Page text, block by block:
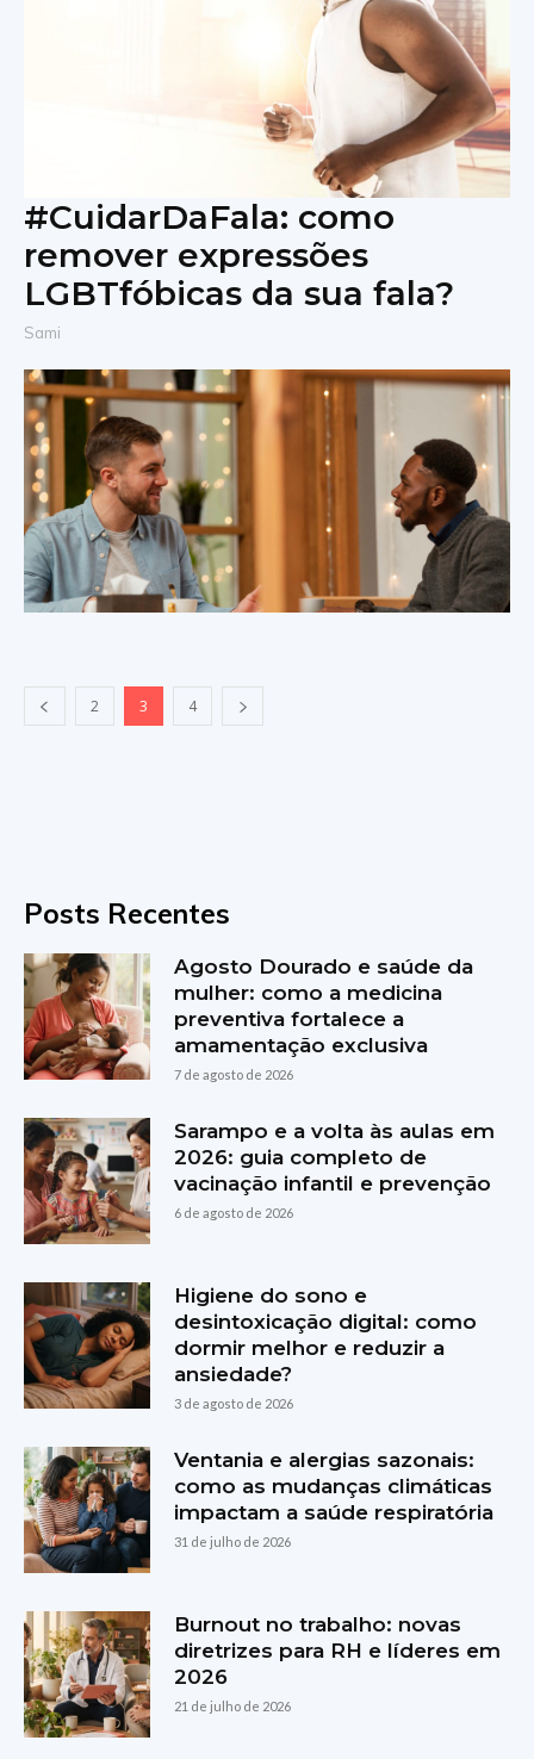
#CuidarDaFala: como
remover expressões
LGBTfóbicas da sua fala?
Sami
2 3 4
Posts Recentes
Agosto Dourado e saúde da
mulher: como a medicina
preventiva fortalece a
amamentação exclusiva
7 de agosto de 2026
Sarampo e a volta às aulas em
2026: guia completo de
vacinação infantil e prevenção
6 de agosto de 2026
Higiene do sono e
desintoxicação digital: como
dormir melhor e reduzir a
ansiedade?
3 de agosto de 2026
Ventania e alergias sazonais:
como as mudanças climáticas
impactam a saúde respiratória
31 de julho de 2026
Burnout no trabalho: novas
diretrizes para RH e líderes em
2026
21 de julho de 2026